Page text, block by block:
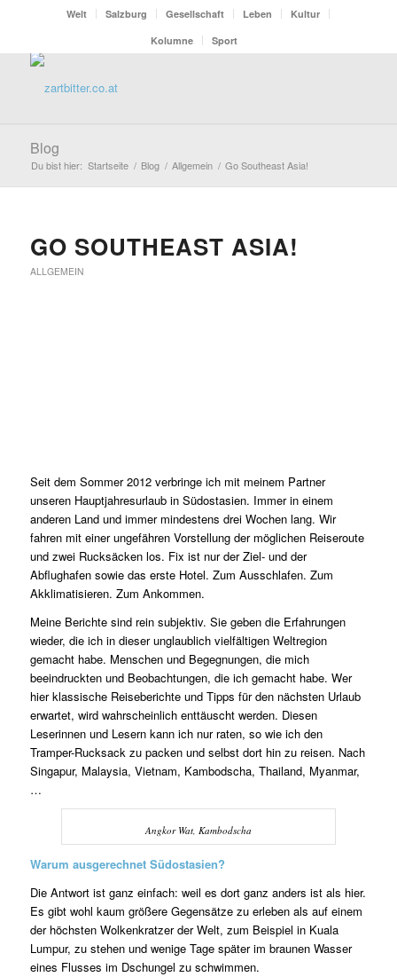
Welt Salzburg Gesellschaft Leben
Kultur
Kolumne
Sport
Blog
Du bist hier: Startseite / Blog / Allgemein / Go Southeast Asia!
GO SOUTHEAST ASIA!
ALLGEMEIN
Seit dem Sommer 2012 verbringe ich mit meinem Partner
unseren Hauptjahresurlaub in Südostasien. Immer in einem
anderen Land und immer mindestens drei Wochen lang. Wir
fahren mit einer ungefähren Vorstellung der möglichen Reiseroute
und zwei Rucksäcken los. Fix ist nur der Ziel- und der
Abflughafen sowie das erste Hotel. Zum Ausschlafen. Zum
Akklimatisieren. Zum Ankommen.
Meine Berichte sind rein subjektiv. Sie geben die Erfahrungen
wieder, die ich in dieser unglaublich vielfältigen Weltregion
gemacht habe. Menschen und Begegnungen, die mich
beeindruckten und Beobachtungen, die ich gemacht habe. Wer
hier klassische Reiseberichte und Tipps für den nächsten Urlaub
erwartet, wird wahrscheinlich enttäuscht werden. Diesen
Leserinnen und Lesern kann ich nur raten, so wie ich den
Tramper-Rucksack zu packen und selbst dort hin zu reisen. Nach
Singapur, Malaysia, Vietnam, Kambodscha, Thailand, Myanmar,
…
Angkor Wat, Kambodscha
Warum ausgerechnet Südostasien?
Die Antwort ist ganz einfach: weil es dort ganz anders ist als hier.
Es gibt wohl kaum größere Gegensätze zu erleben als auf einem
der höchsten Wolkenkratzer der Welt, zum Beispiel in Kuala
Lumpur, zu stehen und wenige Tage später im braunen Wasser
eines Flusses im Dschungel zu schwimmen.